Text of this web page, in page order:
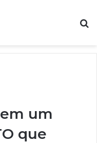
um
que